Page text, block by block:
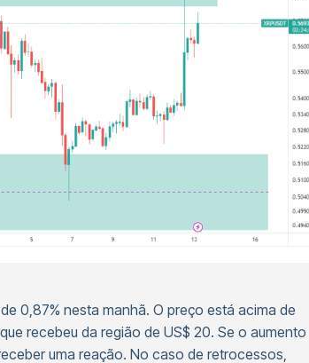
0,87% nesta manhã. O preço está acima de
recebeu da região de US$ 20. Se o aumento
uma reação. No caso de retrocessos,